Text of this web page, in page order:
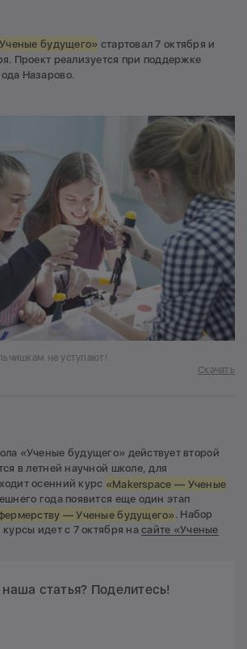
будущего» стартовал 7 октября и
Проект реализуется при поддержке
Назарово.
не уступают!
Скачать
«Ученые будущего» действует второй
в летней научной школе, для
осенний курс «Makerspace — Ученые
года появится еще один этап
— Ученые будущего». Набор
курсы идет с 7 октября насайте «Ученые
статья? Поделитесь!